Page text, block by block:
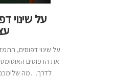
על שינוי
על שינוי דפוסים,
את הדפוסים
לדרך…מה שלומכם